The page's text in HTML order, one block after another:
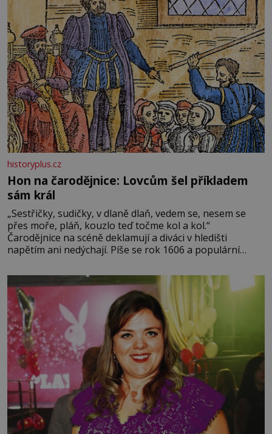
historyplus.cz
Hon na čarodějnice: Lovcům šel příkladem
sám král
„Sestřičky, sudičky, v dlaně dlaň, vedem se, nesem se
přes moře, pláň, kouzlo teď točme kol a kol.“
Čarodějnice na scéně deklamují a diváci v hledišti
napětím ani nedýchají. Píše se rok 1606 a populární
Tragédii o Macbethovi. Napsal ji pro krále Jakuba I., jenž
v roce 1603 vystřídal